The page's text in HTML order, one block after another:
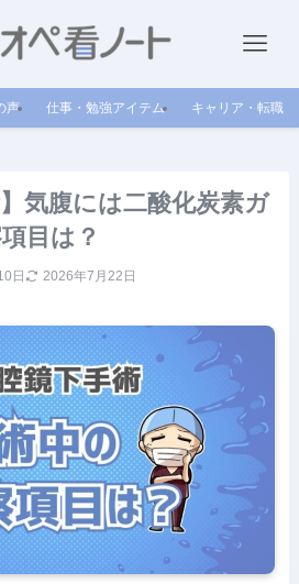
声 仕事・勉強アイテム キャリア・転職
】気腹には二酸化炭素ガ
目は？
日 2026年7月22日